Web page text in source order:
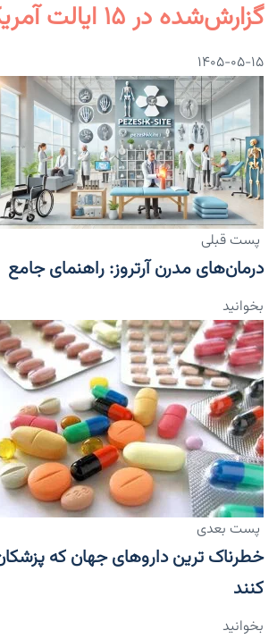
گزارش‌شده در ۱۵ ایالت آمریکا
۱۴۰۵-۰۵-۱۵
پست قبلی
درمان‌های مدرن آرتروز: راهنمای جامع
بخوانید
پست بعدی
خطرناک ترین داروهای جهان که
کنند
بخوانید